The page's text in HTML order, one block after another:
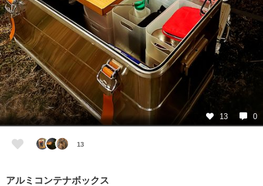
13 0
13
アルミコンテナボックス